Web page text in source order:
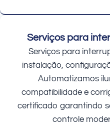
Serviços para
Serviços para
instalação,
Automatizamos
compatibilidade e
certificado garantindo
controle